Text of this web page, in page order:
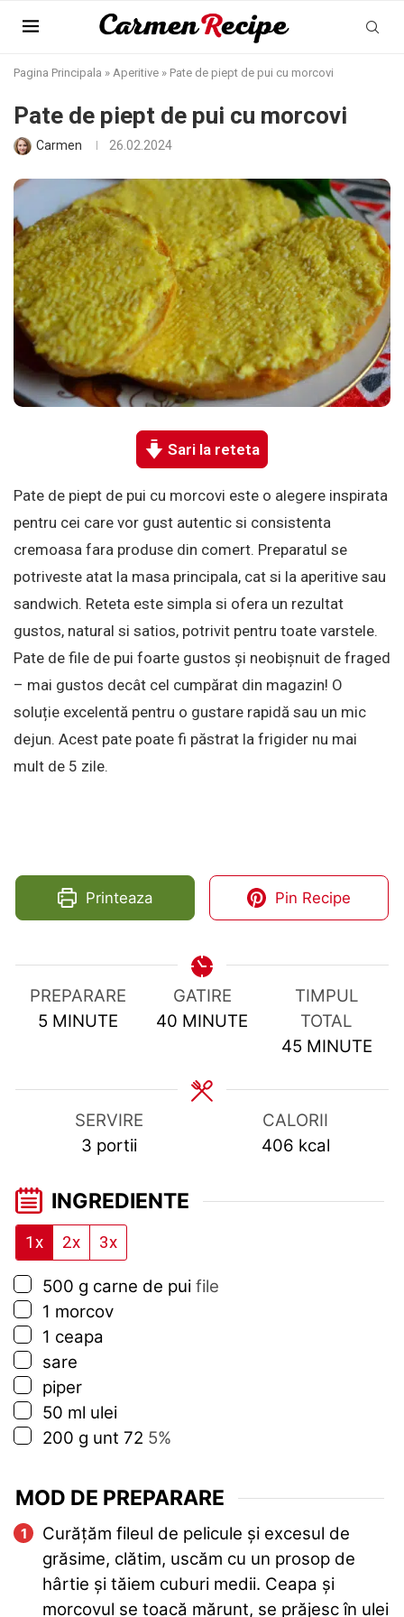
Pagina Principala » Aperitive » Pate de piept de pui cu morcovi
Pate de piept de pui cu morcovi
Carmen 26.02.2024
Sari la reteta
Pate de piept de pui cu morcovi este o alegere inspirata
pentru cei care vor gust autentic si consistenta
cremoasa fara produse din comert. Preparatul se
potriveste atat la masa principala, cat si la aperitive sau
sandwich. Reteta este simpla si ofera un rezultat
gustos, natural si satios, potrivit pentru toate varstele.
Pate de file de pui foarte gustos și neobișnuit de fraged
– mai gustos decât cel cumpărat din magazin! O
soluție excelentă pentru o gustare rapidă sau un mic
dejun. Acest pate poate fi păstrat la frigider nu mai
mult de 5 zile.
Printeaza Pin Recipe
PREPARARE
5MINUTES
MINUTE
GATIRE
40 MINUTES
MINUTE
TIMPUL
TOTAL
45MINUTES
MINUTE
SERVIRE
3 portii
CALORII
406 kcal
INGREDIENTE
1x 2x 3x
▢
500 g carne de pui file
▢
1 morcov
▢
1 ceapa
▢
sare
▢
piper
▢
50 ml ulei
▢
200 g unt 72 5%
MOD DE PREPARARE
Curățăm fileul de pelicule și excesul de
grăsime, clătim, uscăm cu un prosop de
hârtie și tăiem cuburi medii. Ceapa și
morcovul se toacă mărunt, se prăjesc în ulei